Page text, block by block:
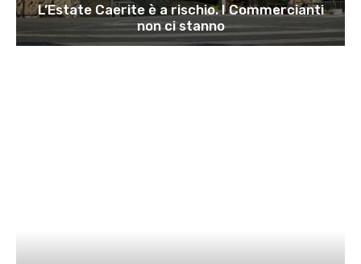
L’Estate Caerite è a rischio. I Commercianti
non ci stanno